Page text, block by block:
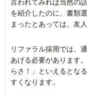
言われてみれば当然の
を紹介したのに、書類
まったとあっては、友
リファラル採用では、
あげる必要があります
らさ！」といえるとな
すくなります。